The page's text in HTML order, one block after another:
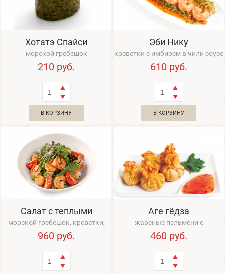
Хотатэ Спайси
морской гребешок
210 руб.
В КОРЗИНУ
Эби Нику
креветки с имбирем в чили соусе
610 руб.
В КОРЗИНУ
Салат с теплыми
морепродуктами
морской гребешок, креветки,
микс-салат, Черри
960 руб.
Аге гёдза
жареные пельмени с
креветками, курицей, имбирем и
соусом Свит Чили...
460 руб.